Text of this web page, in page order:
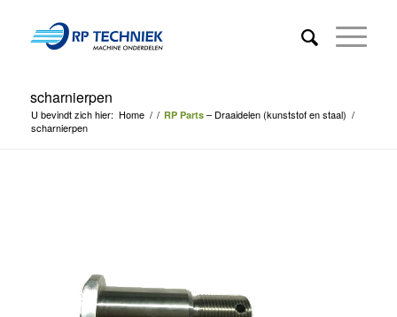
scharnierpen
U bevindt zich hier: Home / / RP Parts– Draaidelen (kunststof en staal) /
scharnierpen